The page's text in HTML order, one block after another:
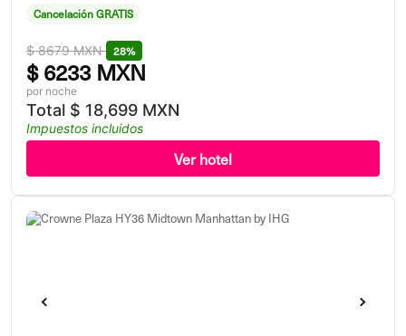
Cancelación GRATIS
$8679 MXN 28%
$6233 MXN
por noche
Total $ 18,699 MXN
Impuestos incluidos
Ver hotel